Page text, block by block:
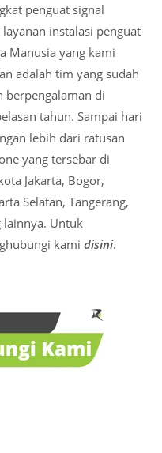
penguat signal
instalasi penguat
Manusia yang kami
adalah tim yang sudah
berpengalaman di
tahun. Sampai hari
lebih dari ratusan
yang tersebar di
Jakarta, Bogor,
Selatan, Tangerang,
lainnya. Untuk
kamidisini.